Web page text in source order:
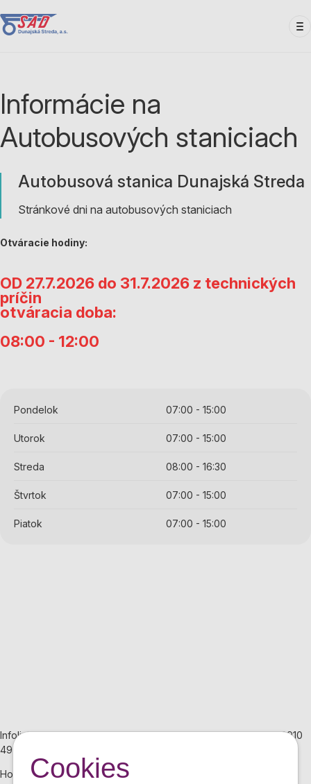
na
hlavný
Informácie na
Autobusových staniciach
Autobusová stanica Dunajská Streda
Stránkové dni na autobusových staniciach
Otváracie hodiny:
OD 27.7.2026 do 31.7.2026 z technických
príčin
otváracia doba:
08:00 - 12:00
Pondelok 07:00 - 15:00
Utorok 07:00 - 15:00
Streda 08:00 - 16:30
Štvrtok 07:00 - 15:00
Piatok 07:00 - 15:00
Infolinka počas stránkových hodín na AS v Dunajskej Strede: 0910
49 49 49 aj STRATY!
Hovory sú účtované podľa taríf mobilného operátora.
Cookies